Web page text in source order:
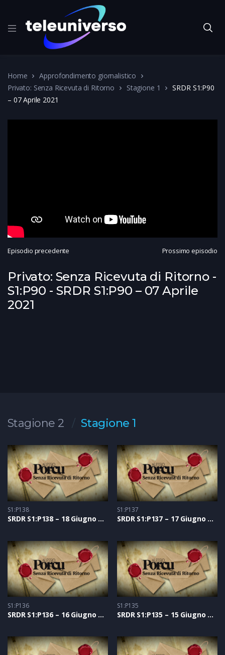
Home
Approfondimento giornalistico
Privato: Senza Ricevuta di Ritorno
Stagione 1
SRDR S1:P90
– 07 Aprile 2021
Episodio precedente Prossimo episodio
Privato: Senza Ricevuta di Ritorno -
S1:P90 - SRDR S1:P90 – 07 Aprile
2021
Stagione 2 Stagione 1
S1:P138
SRDR S1:P138 – 18 Giugno 2021
S1:P137
SRDR S1:P137 – 17 Giugno 2021
S1:P136
SRDR S1:P136 – 16 Giugno 2021
S1:P135
SRDR S1:P135 – 15 Giugno 2021